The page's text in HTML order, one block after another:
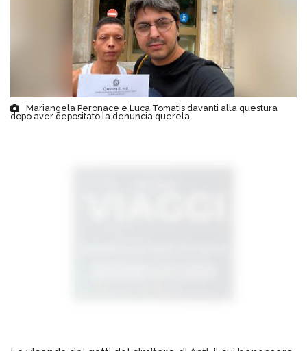
Mariangela Peronace e Luca Tomatis davanti alla questura
dopo aver depositato la denuncia querela